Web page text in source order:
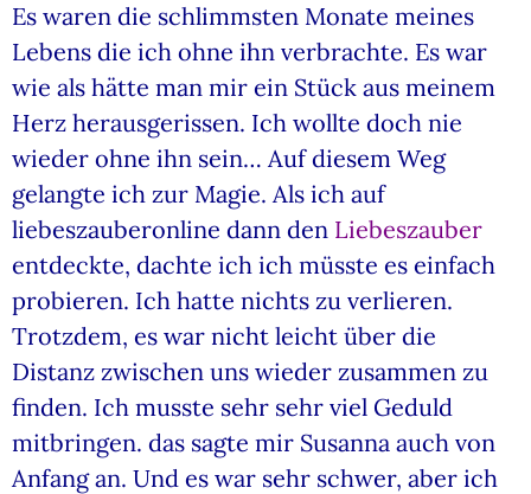
Es waren die schlimmsten Monate meines
Lebens die ich ohne ihn verbrachte. Es war
wie als hätte man mir ein Stück aus meinem
Herz herausgerissen. Ich wollte doch nie
wieder ohne ihn sein… Auf diesem Weg
gelangte ich zur Magie. Als ich auf
liebeszauberonline dann den Liebeszauber
entdeckte, dachte ich ich müsste es einfach
probieren. Ich hatte nichts zu verlieren.
Trotzdem, es war nicht leicht über die
Distanz zwischen uns wieder zusammen zu
finden. Ich musste sehr sehr viel Geduld
mitbringen. das sagte mir Susanna auch von
Anfang an. Und es war sehr schwer, aber ich